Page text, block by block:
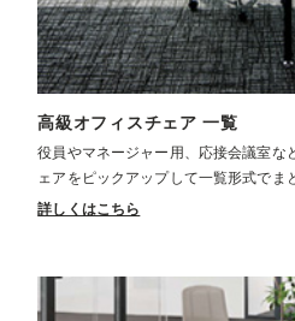
高級オフィスチェア 一覧
役員やマネージャー用、応接会議室な
ェアをピックアップして一覧形式でま
詳しくはこちら